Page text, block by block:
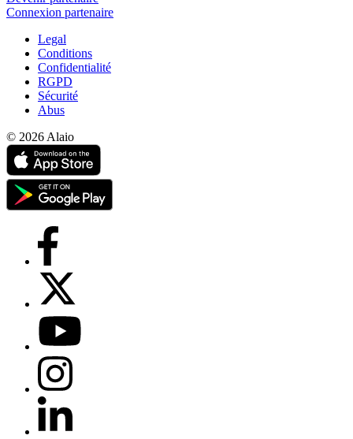
Connexion partenaire
Legal
Conditions
Confidentialité
RGPD
Sécurité
Abus
© 2026 Alaio